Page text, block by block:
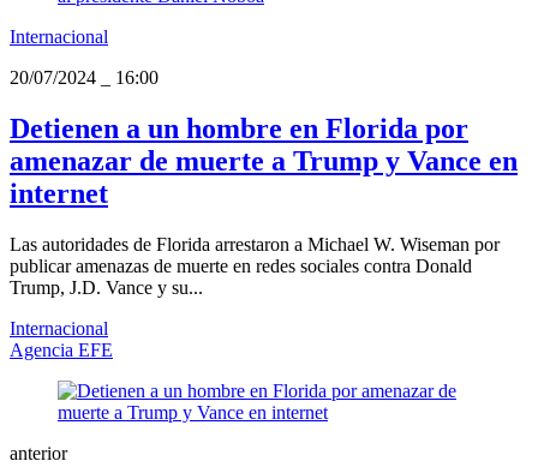
Internacional
20/07/2024
16:00
Detienen a un hombre en Florida por
amenazar de muerte a Trump y Vance en
internet
Las autoridades de Florida arrestaron a Michael W. Wiseman por
publicar amenazas de muerte en redes sociales contra Donald
Trump, J.D. Vance y su...
Internacional
Agencia EFE
anterior